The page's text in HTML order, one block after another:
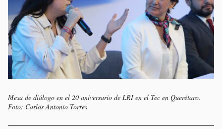
Mesa de diálogo en el 20 aniversario de LRI en el Tec en Querétaro.
Foto: Carlos Antonio Torres